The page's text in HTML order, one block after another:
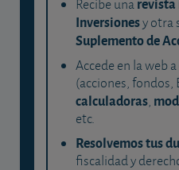
Recibe una
Inversionesy otra
Suplemento de
Accede en la web a
(acciones, fondos,
calculadoras,
etc.
Resolvemos tus
fiscalidad y